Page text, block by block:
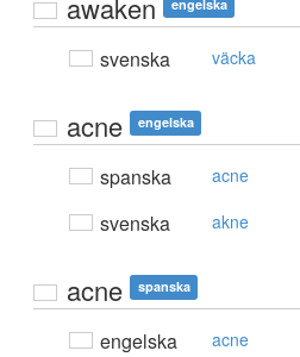
awaken engelska
svenska väcka
acne engelska
spanska acne
svenska akne
acne spanska
engelska acne